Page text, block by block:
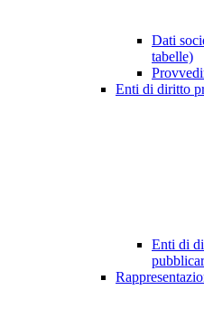
Dati
tabelle)
Enti di diritto
Enti di